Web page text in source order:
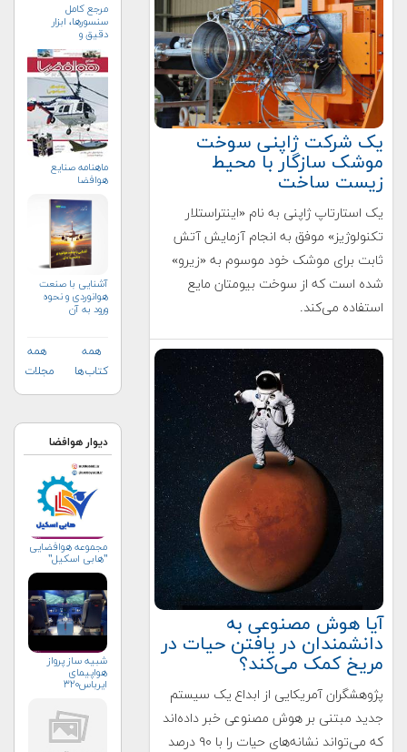
یک شرکت‌ ژاپنی سوخت
موشک سازگار با محیط
زیست ساخت
یک استارتاپ ژاپنی به نام «اینتراستلار
تکنولوژیز» موفق به انجام آزمایش آتش
ثابت برای موشک خود موسوم به «زیرو»
شده است که از سوخت بیومتان مایع
استفاده می‌کند.
آیا هوش مصنوعی به
دانشمندان در یافتن حیات در
مریخ کمک می‌کند؟
پژوهشگران آمریکایی از ابداع یک سیستم
جدید مبتنی بر هوش مصنوعی خبر داده‌اند
که می‌تواند نشانه‌های حیات را با ۹۰ درصد
مرجع کامل
سنسورها، ابزار
دقیق و
سیستم‌های
اندازه‌گیری
ماهنامه صنايع
هوافضا
آشنایی با صنعت
هوانوردی و نحوه
ورود به آن
همه
کتاب‌ها
همه
مجلات
دیوار هوافضا
مجموعه هوافضایی
"هابی اسکیل"
شبیه ساز پرواز
هواپیمای
ایرباس۳۲۰